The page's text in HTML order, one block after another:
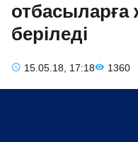
отбасыларға
беріледі
15.05.18, 17:18 1360